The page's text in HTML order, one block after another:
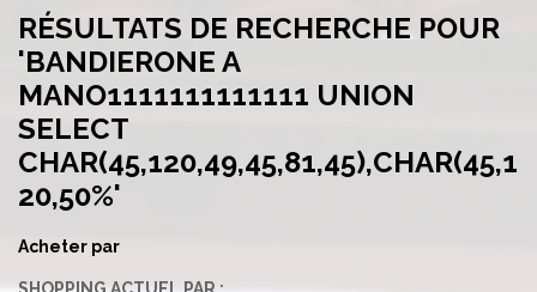
RÉSULTATS DE RECHERCHE POUR
'BANDIERONE A
MANO1111111111111 UNION
SELECT
CHAR(45,120,49,45,81,45),CHAR(45,1
20,50%'
Acheter par